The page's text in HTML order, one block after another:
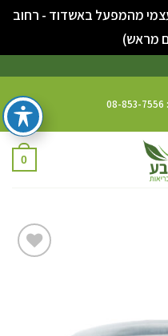
מהמפעל באשדוד - רחוב
סגור